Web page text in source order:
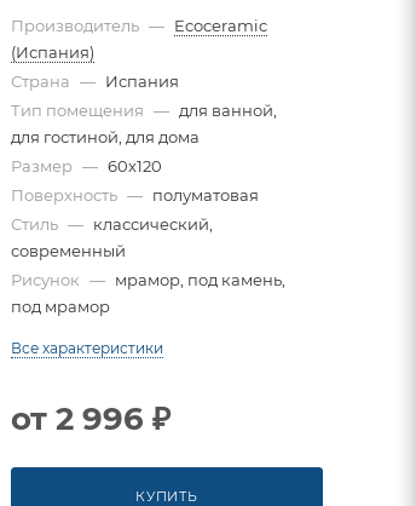
Производитель — Ecoceramic
(Испания)
Страна — Испания
Тип помещения — для ванной,
для гостиной, для дома
Размер — 60x120
Поверхность — полуматовая
Стиль — классический,
современный
Рисунок — мрамор, под камень,
под мрамор
Все характеристики
от 2 996 ₽
КУПИТЬ